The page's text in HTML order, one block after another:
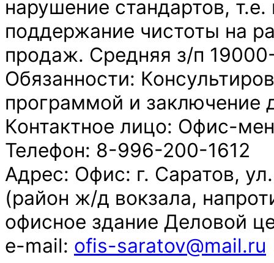
нарушение стандартов,
поддержание чистоты на
продаж. Средняя з/п
Обязанности:
программой и заключение
Контактное лицо: Офис-
Телефон: 8-996-200-1612
Адрес: Офис: г. Саратов,
(район ж/д вокзала,
офисное здание Деловой
e-mail: ofis-saratov@mail.ru